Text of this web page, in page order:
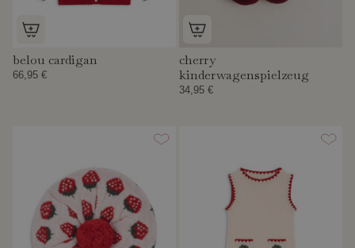
belou cardigan
66,95 €
cherry
kinderwagenspielzeug
34,95 €